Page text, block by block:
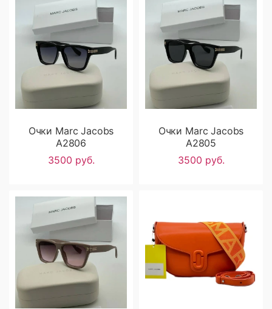
Очки Marc Jacobs
A2806
3500 руб.
Очки Marc Jacobs
A2805
3500 руб.